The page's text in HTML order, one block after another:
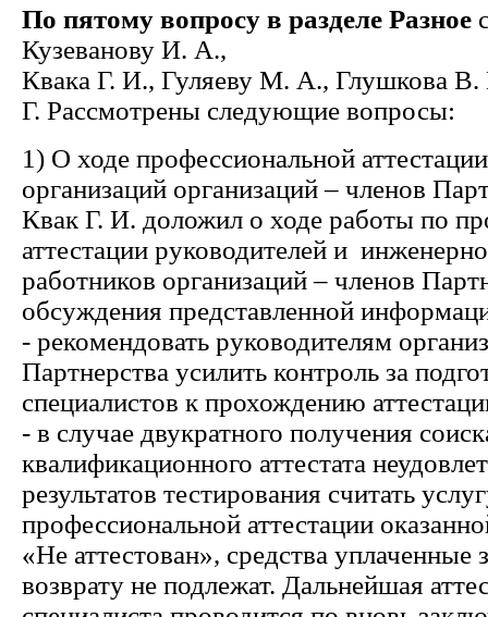
По пятому вопросу в разделе Разное
Кузеванову И. А.,
Квака Г. И., Гуляеву М. А., Глушкова
Г. Рассмотрены следующие вопросы:
1) О ходе профессиональной
организаций организаций – членов
Квак Г. И. доложил о ходе работы по
аттестации руководителей и
работников организаций – членов
обсуждения представленной
- рекомендовать руководителям
Партнерства усилить контроль за
специалистов к прохождению
- в случае двукратного получения
квалификационного аттестата
результатов тестирования считать
профессиональной аттестации
«Не аттестован», средства уплаченные
возврату не подлежат. Дальнейшая